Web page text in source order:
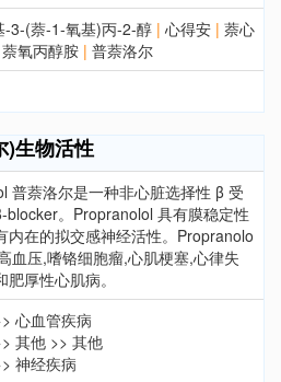
-3-(萘-1-氧基)丙-2-醇 | 心得安 | 萘心
萘氧丙醇胺 | 普萘洛尔
)生物活性
普萘洛尔是一种非心脏选择性 β 受
blocker。Propranolol 具有膜稳定性
内在的拟交感神经活性。Propranolo
血压,嗜铬细胞瘤,心肌梗塞,心律失
厚性心肌病。
心血管疾病
其他 >> 其他
神经疾病